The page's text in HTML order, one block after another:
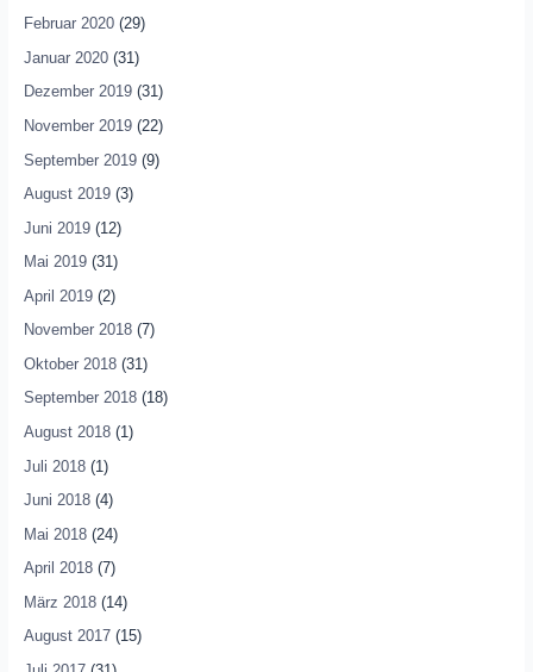
Februar 2020(29)
Januar 2020(31)
Dezember 2019(31)
November 2019(22)
September 2019(9)
August 2019(3)
Juni 2019(12)
Mai 2019(31)
April 2019(2)
November 2018(7)
Oktober 2018(31)
September 2018(18)
August 2018(1)
Juli 2018(1)
Juni 2018(4)
Mai 2018(24)
April 2018(7)
März 2018(14)
August 2017(15)